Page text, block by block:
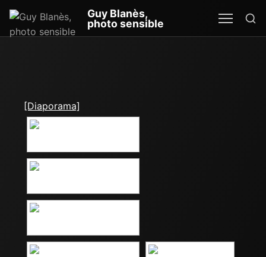
Guy Blanès,
photo sensible
[Diaporama]